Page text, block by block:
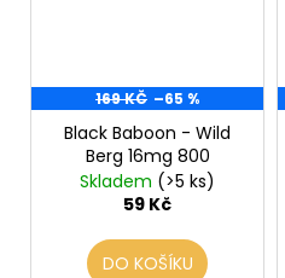
169 KČ –65 %
Black Baboon - Wild
Berg 16mg 800
Skladem (>5 ks)
59 Kč
DO KOŠÍKU